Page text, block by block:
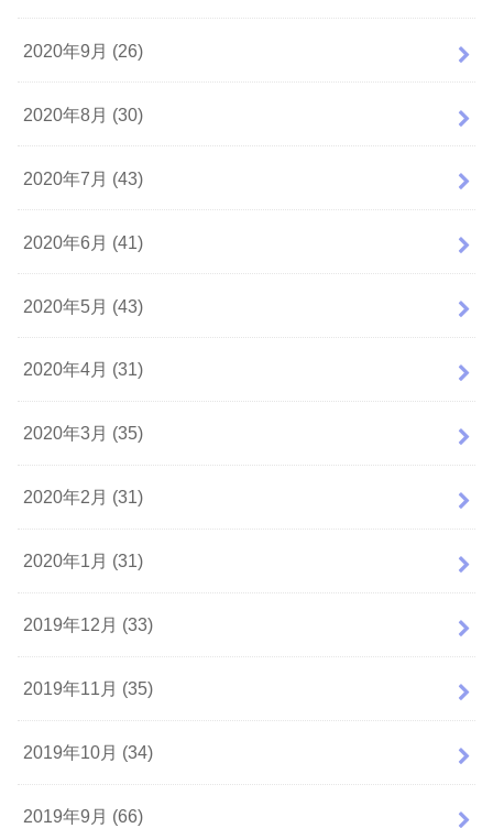
2020年9月 (26)
2020年8月 (30)
2020年7月 (43)
2020年6月 (41)
2020年5月 (43)
2020年4月 (31)
2020年3月 (35)
2020年2月 (31)
2020年1月 (31)
2019年12月 (33)
2019年11月 (35)
2019年10月 (34)
2019年9月 (66)